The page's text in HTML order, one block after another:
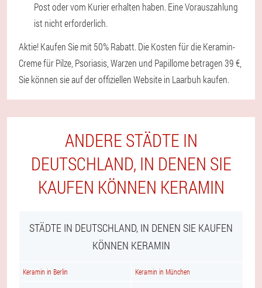
Post oder vom Kurier erhalten haben. Eine Vorauszahlung
ist nicht erforderlich.
Aktie! Kaufen Sie mit 50% Rabatt. Die Kosten für die Keramin-
Creme für Pilze, Psoriasis, Warzen und Papillome betragen 39 €,
Sie können sie auf der offiziellen Website in Laarbuh kaufen.
ANDERE STÄDTE IN
DEUTSCHLAND, IN DENEN SIE
KAUFEN KÖNNEN KERAMIN
STÄDTE IN DEUTSCHLAND, IN DENEN SIE KAUFEN
KÖNNEN KERAMIN
Keramin in Berlin Keramin in München